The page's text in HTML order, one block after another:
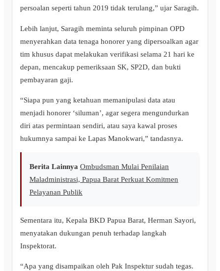
persoalan seperti tahun 2019 tidak terulang,” ujar Saragih.
Lebih lanjut, Saragih meminta seluruh pimpinan OPD
menyerahkan data tenaga honorer yang dipersoalkan agar
tim khusus dapat melakukan verifikasi selama 21 hari ke
depan, mencakup pemeriksaan SK, SP2D, dan bukti
pembayaran gaji.
“Siapa pun yang ketahuan memanipulasi data atau
menjadi honorer ‘siluman’, agar segera mengundurkan
diri atas permintaan sendiri, atau saya kawal proses
hukumnya sampai ke Lapas Manokwari,” tandasnya.
Berita Lainnya Ombudsman Mulai Penilaian
Maladministrasi, Papua Barat Perkuat Komitmen
Pelayanan Publik
Sementara itu, Kepala BKD Papua Barat, Herman Sayori,
menyatakan dukungan penuh terhadap langkah
Inspektorat.
“Apa yang disampaikan oleh Pak Inspektur sudah tegas.